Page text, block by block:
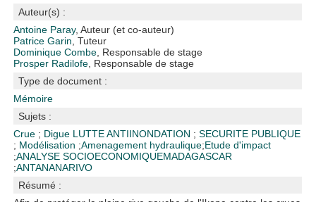
Auteur(s) :
Antoine Paray, Auteur (et co-auteur)
Patrice Garin , Tuteur
Dominique Combe , Responsable de stage
Prosper Radilofe , Responsable de stage
Type de document :
Mémoire
Sujets :
Crue ; Digue LUTTE ANTIINONDATION ;SECURITE PUBLIQUE
; Modélisation ;Amenagement hydraulique;Etude d'impact
;ANALYSE SOCIOECONOMIQUEMADAGASCAR
;ANTANANARIVO
Résumé :